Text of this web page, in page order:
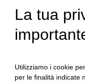
La tua
Utilizziamo i cookie
per le finalità indicate